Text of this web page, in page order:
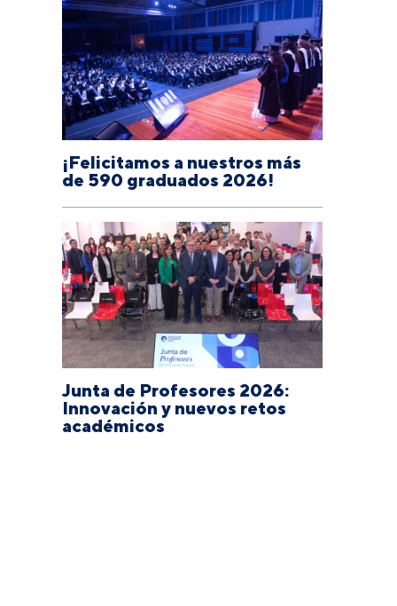
¡Felicitamos a nuestros más
de 590 graduados 2026!
Junta de Profesores 2026:
Innovación y nuevos retos
académicos